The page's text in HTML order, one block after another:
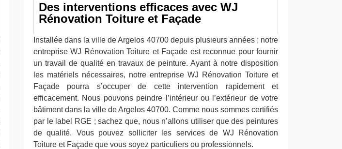
Des interventions efficaces avec WJ
Rénovation Toiture et Façade
Installée dans la ville de Argelos 40700 depuis plusieurs années ; notre
entreprise WJ Rénovation Toiture et Façade est reconnue pour fournir
un travail de qualité en travaux de peinture. Ayant à notre disposition
les matériels nécessaires, notre entreprise WJ Rénovation Toiture et
Façade pourra s’occuper de cette intervention rapidement et
efficacement. Nous pouvons peindre l’intérieur ou l’extérieur de votre
bâtiment dans la ville de Argelos 40700. Comme nous sommes certifiés
par le label RGE ; sachez que, nous n’allons utiliser que des peintures
de qualité. Vous pouvez solliciter les services de WJ Rénovation
Toiture et Façade que vous soyez particuliers ou professionnels.